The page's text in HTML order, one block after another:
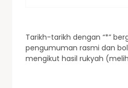
Tarikh-tarikh dengan “*”
pengumuman rasmi dan
mengikut hasil rukyah